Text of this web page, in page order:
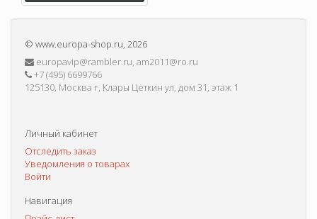
© www.europa-shop.ru, 2026
europavip@rambler.ru, am2011@ro.ru
+7 (495) 6699766
125130, Москва г, Клары Цеткин ул, дом 31, этаж 1
Личный кабинет
Отследить заказ
Уведомления о товарах
Войти
Навигация